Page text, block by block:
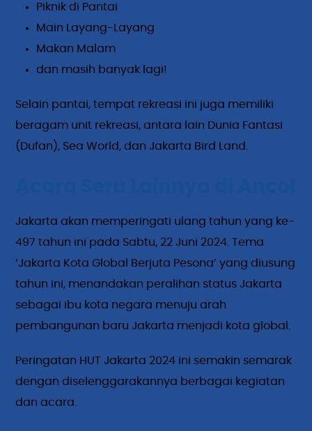
Piknik di Pantai
Main Layang-Layang
Makan Malam
dan masih banyak lagi!
Selain pantai, tempat rekreasi ini juga memiliki
beragam unit rekreasi, antara lain Dunia Fantasi
(Dufan), Sea World, dan Jakarta Bird Land.
Jakarta akan memperingati ulang tahun yang ke-
497 tahun ini pada Sabtu, 22 Juni 2024. Tema
‘Jakarta Kota Global Berjuta Pesona’ yang diusung
tahun ini, menandakan peralihan status Jakarta
sebagai ibu kota negara menuju arah
pembangunan baru Jakarta menjadi kota global.
Peringatan HUT Jakarta 2024 ini semakin semarak
dengan diselenggarakannya berbagai kegiatan
dan acara.